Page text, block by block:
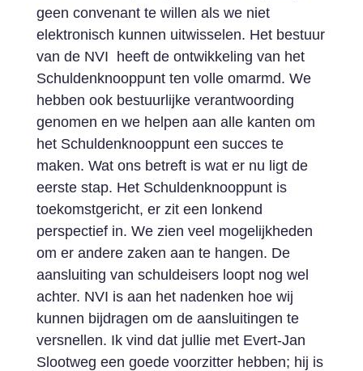
geen convenant te willen als we niet
elektronisch kunnen uitwisselen. Het bestuur
van de NVI heeft de ontwikkeling van het
Schuldenknooppunt ten volle omarmd. We
hebben ook bestuurlijke verantwoording
genomen en we helpen aan alle kanten om
het Schuldenknooppunt een succes te
maken. Wat ons betreft is wat er nu ligt de
eerste stap. Het Schuldenknooppunt is
toekomstgericht, er zit een lonkend
perspectief in. We zien veel mogelijkheden
om er andere zaken aan te hangen. De
aansluiting van schuldeisers loopt nog wel
achter. NVI is aan het nadenken hoe wij
kunnen bijdragen om de aansluitingen te
versnellen. Ik vind dat jullie met Evert-Jan
Slootweg een goede voorzitter hebben; hij is